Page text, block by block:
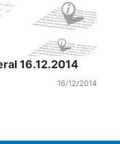
16.12.2014
16/12/2014